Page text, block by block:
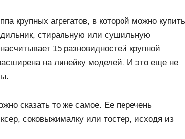
крупных агрегатов, в которой можно купить
стиральную или сушильную
15 разновидностей крупной
на линейку моделей. И это еще не
сказать то же самое. Ее перечень
соковыжималку или тостер, исходя из